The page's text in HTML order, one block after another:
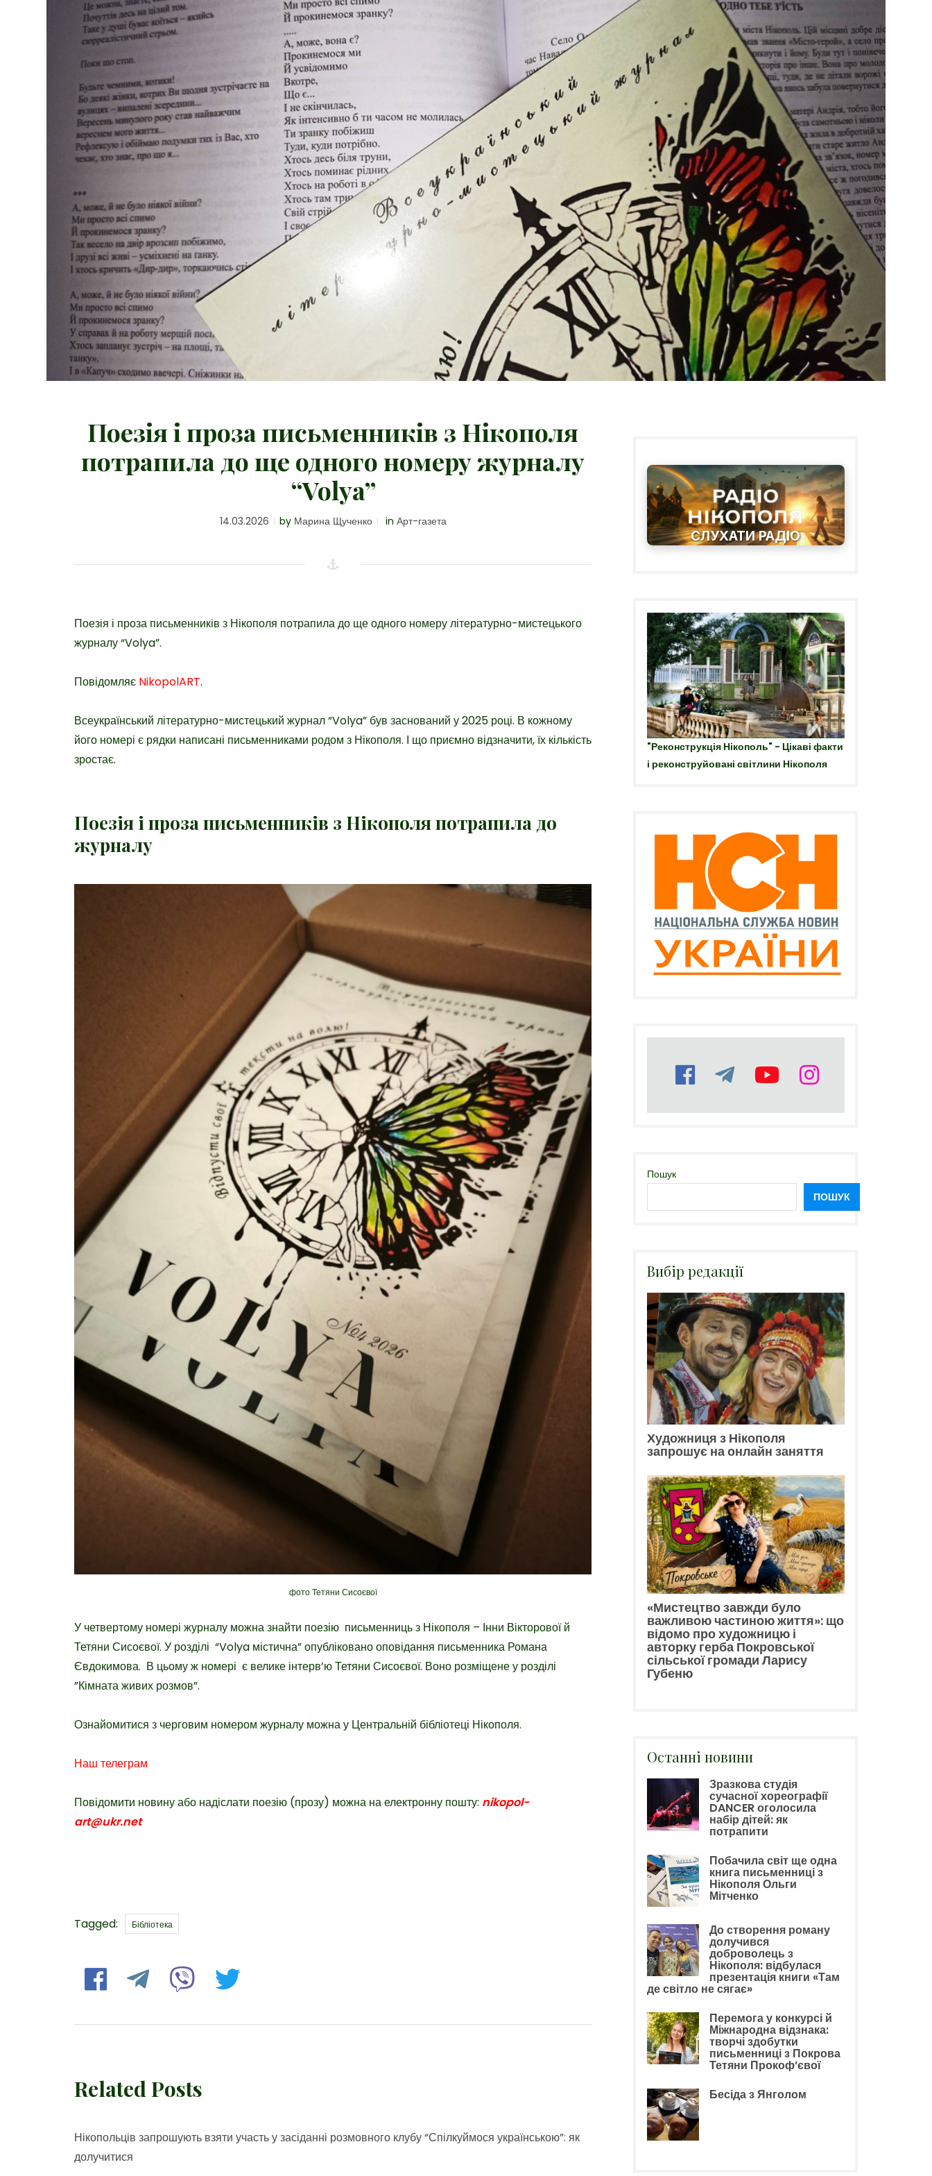
Поезія і проза письменників з Нікополя
потрапила до ще одного номеру журналу
“Volya”
14.03.2026 by Марина Щученко in Арт-газета
Поезія і проза письменників з Нікополя потрапила до ще одного номеру літературно-мистецького
журналу “Volya”.
Повідомляє NikopolART.
Всеукраїнський літературно-мистецький журнал “Volya” був заснований у 2025 році. В кожному
його номері є рядки написані письменниками родом з Нікополя. І що приємно відзначити, їх кількість
зростає.
Поезія і проза письменників з Нікополя потрапила до
журналу
фото Тетяни Сисоєвої
У четвертому номері журналу можна знайти поезію письменниць з Нікополя – Інни Вікторової й
Тетяни Сисоєвої. У розділі “Volya містична” опубліковано оповідання письменника Романа
Євдокимова. В цьому ж номері є велике інтерв’ю Тетяни Сисоєвої. Воно розміщене у розділі
”Кімната живих розмов”.
Ознайомитися з черговим номером журналу можна у Центральній бібліотеці Нікополя.
Наш телеграм
Повідомити новину або надіслати поезію (прозу) можна на електронну пошту: nikopol-
art@ukr.net
Tagged: Tags
Бібліотека
Related Posts
Нікопольців запрошують взяти участь у засіданні розмовного клубу “Спілкуймося українською”: як
долучитися
СЛУХАТИ РАДІО
"Реконструкція Нікополь" - Цікаві факти
і реконструйовані світлини Нікополя
Пошук
ПОШУК
Вибір редакції
Художниця з Нікополя
запрошує на онлайн заняття
«Мистецтво завжди було
важливою частиною життя»: що
відомо про художницю і
авторку герба Покровської
сільської громади Ларису
Губеню
Останні новини
Зразкова студія
сучасної хореографії
DANCER оголосила
набір дітей: як
потрапити
Побачила світ ще одна
книга письменниці з
Нікополя Ольги
Мітченко
До створення роману
долучився
доброволець з
Нікополя: відбулася
презентація книги «Там
де світло не сягає»
Перемога у конкурсі й
Міжнародна відзнака:
творчі здобутки
письменниці з Покрова
Тетяни Прокоф’євої
Бесіда з Янголом